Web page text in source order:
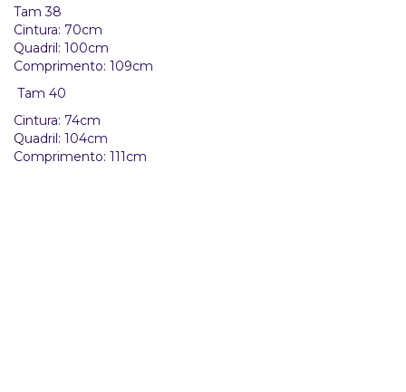
Tam 38
Cintura: 70cm
Quadril: 100cm
Comprimento: 109cm
Tam 40
Cintura: 74cm
Quadril: 104cm
Comprimento: 111cm